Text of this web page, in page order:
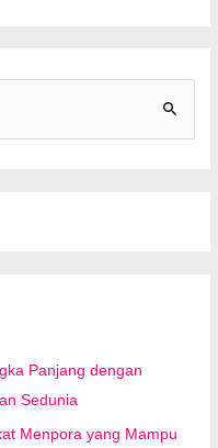
Panjang dengan
Sedunia
Menpora yang Mampu